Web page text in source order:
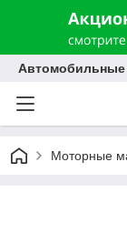
Автомобильные
Моторные